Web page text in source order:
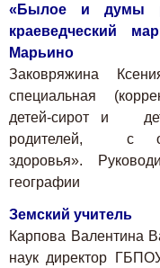
«Былое и думы
краеведческий
Марьино
Заковряжина
специальная
детей-сирот и
родителей, с
здоровья».
географии
Земский учитель
Карпова Валентина
наук директор